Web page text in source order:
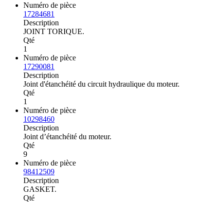
Numéro de pièce
17284681
Description
JOINT TORIQUE.
Qté
1
Numéro de pièce
17290081
Description
Joint d'étanchéité du circuit hydraulique du moteur.
Qté
1
Numéro de pièce
10298460
Description
Joint d’étanchéité du moteur.
Qté
9
Numéro de pièce
98412509
Description
GASKET.
Qté